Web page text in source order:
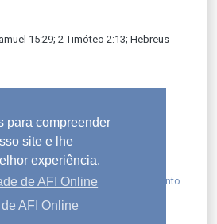
para compreender
site e lhe
experiência.
de AFI Online
AFI Online
15:29; 2 Timóteo 2:13; Hebreus
,criação ,fé, graça
relacionamento
com o senhor